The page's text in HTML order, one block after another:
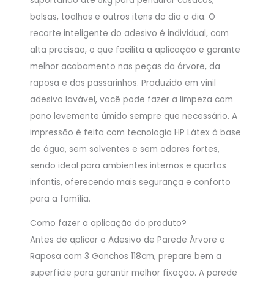
bolsas, toalhas e outros itens do dia a dia. O
recorte inteligente do adesivo é individual, com
alta precisão, o que facilita a aplicação e garante
melhor acabamento nas peças da árvore, da
raposa e dos passarinhos. Produzido em vinil
adesivo lavável, você pode fazer a limpeza com
pano levemente úmido sempre que necessário. A
impressão é feita com tecnologia HP Látex à base
de água, sem solventes e sem odores fortes,
sendo ideal para ambientes internos e quartos
infantis, oferecendo mais segurança e conforto
para a família.
Como fazer a aplicação do produto?
Antes de aplicar o Adesivo de Parede Árvore e
Raposa com 3 Ganchos 118cm, prepare bem a
superfície para garantir melhor fixação. A parede